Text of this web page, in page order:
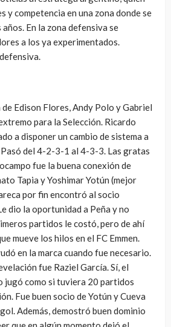
y competencia en una zona donde se
En la zona defensiva se
a los ya experimentados.
Edison Flores, Andy Polo y Gabriel
para la Selección. Ricardo
a disponer un cambio de sistema a
del 4-2-3-1 al 4-3-3. Las gratas
fue la buena conexión de
Tapia y Yoshimar Yotún (mejor
por fin encontró al socio
dio la oportunidad a Peña y no
partidos le costó, pero de ahí
mueve los hilos en el FC Emmen.
en la marca cuando fue necesario.
fue Raziel García. Sí, el
jugó como si tuviera 20 partidos
Fue buen socio de Yotún y Cueva
Además, demostró buen dominio